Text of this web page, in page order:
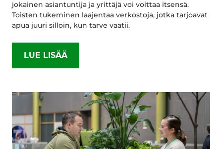
jokainen asiantuntija ja yrittäjä voi voittaa itsensä.
Toisten tukeminen laajentaa verkostoja, jotka tarjoavat
apua juuri silloin, kun tarve vaatii.
LUE LISÄÄ